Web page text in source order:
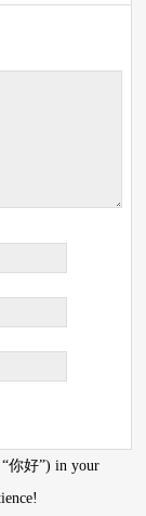
“你好”) in your